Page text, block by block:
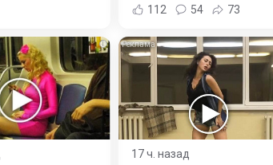
112 54 73
i
17 ч. назад